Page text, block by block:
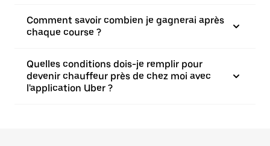
Comment savoir combien je gagnerai après
chaque course ?
Quelles conditions dois-je remplir pour
devenir chauffeur près de chez moi avec
l'application Uber ?